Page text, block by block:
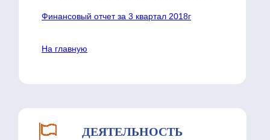
Финансовый отчет за 3 квартал 2018г
На главную
ДЕЯТЕЛЬНОСТЬ